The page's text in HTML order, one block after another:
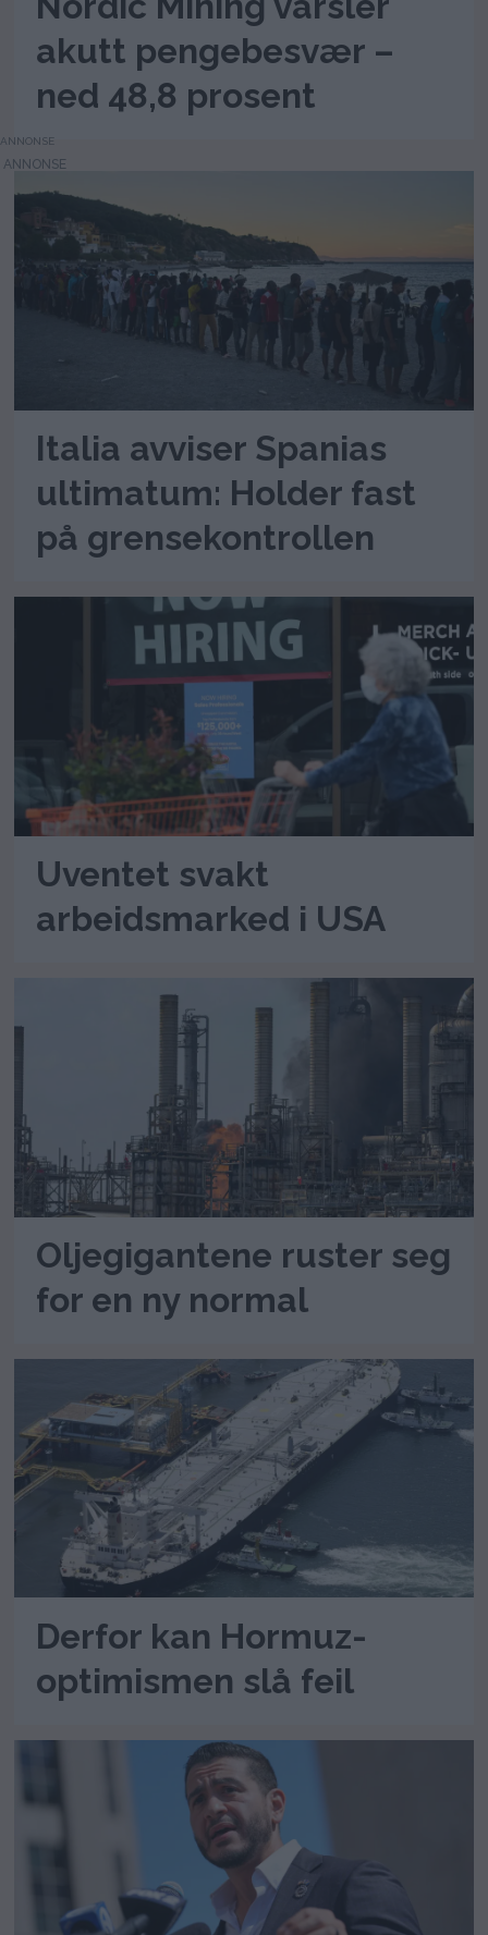
akutt pengebesvær –
ned 48,8 prosent
ANNONSE
Italia avviser Spanias
ultimatum: Holder fast
på grensekontrollen
Uventet svakt
arbeidsmarked i USA
Oljegigantene ruster seg
for en ny normal
Derfor kan Hormuz-
optimismen slå feil